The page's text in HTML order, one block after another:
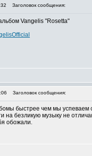
Заголовок сообщения:
Vangelis "Rosetta"
Заголовок сообщения:
быстрее чем мы
на безликую музыку не
обожали.